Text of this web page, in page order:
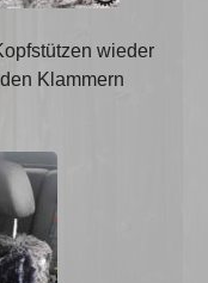
wieder
Klammern